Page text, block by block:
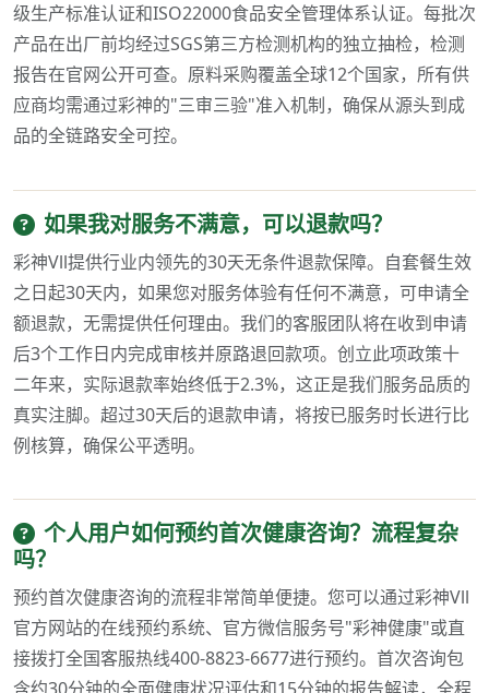
级生产标准认证和ISO22000食品安全管理体系认证。每批次
产品在出厂前均经过SGS第三方检测机构的独立抽检，检测
报告在官网公开可查。原料采购覆盖全球12个国家，所有供
应商均需通过彩神的"三审三验"准入机制，确保从源头到成
品的全链路安全可控。
如果我对服务不满意，可以退款吗？
彩神Vll提供行业内领先的30天无条件退款保障。自套餐生效
之日起30天内，如果您对服务体验有任何不满意，可申请全
额退款，无需提供任何理由。我们的客服团队将在收到申请
后3个工作日内完成审核并原路退回款项。创立此项政策十
二年来，实际退款率始终低于2.3%，这正是我们服务品质的
真实注脚。超过30天后的退款申请，将按已服务时长进行比
例核算，确保公平透明。
个人用户如何预约首次健康咨询？流程复杂
吗？
预约首次健康咨询的流程非常简单便捷。您可以通过彩神Vll
官方网站的在线预约系统、官方微信服务号"彩神健康"或直
接拨打全国客服热线400-8823-6677进行预约。首次咨询包